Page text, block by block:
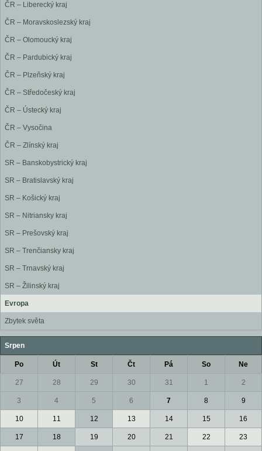
ČR – Liberecký kraj
ČR – Moravskoslezský kraj
ČR – Olomoucký kraj
ČR – Pardubický kraj
ČR – Plzeňský kraj
ČR – Středočeský kraj
ČR – Ústecký kraj
ČR – Vysočina
ČR – Zlínský kraj
SR – Banskobystrický kraj
SR – Bratislavský kraj
SR – Košický kraj
SR – Nitriansky kraj
SR – Prešovský kraj
SR – Trenčiansky kraj
SR – Trnavský kraj
SR – Žilinský kraj
Evropa
Zbytek světa
Srpen
Po Út St Čt Pá So Ne
27 28 29 30 31 1 2
3 4 5 6 7 8 9
10 11 12 13 14 15 16
17 18 19 20 21 22 23